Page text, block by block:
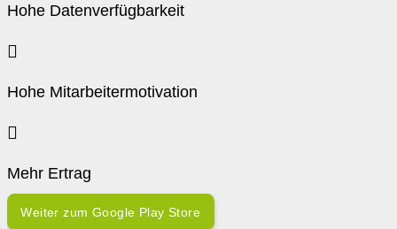
Hohe Datenverfügbarkeit
Hohe Mitarbeitermotivation
Mehr Ertrag
Weiter zum Google Play Store